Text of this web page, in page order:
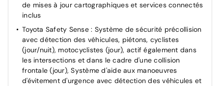
Frein de statlionnement électrique
Indicateur de perte de pression des pneus
Kit anti-crevaison
Lunette et vitres AR surteintées
Phares antibrouillard
Phares Bi-LED
de mises à jour cartographiques et services connectés
inclus
Toyota Safety Sense : Système de sécurité précollision
avec détection des véhicules, piétons, cyclistes
(jour/nuit), motocyclistes (jour), actif également dans
les intersections et dans le cadre d'une collision
frontale (jour), Système d'aide aux manoeuvres
d'évitement d'urgence avec détection des véhicules et